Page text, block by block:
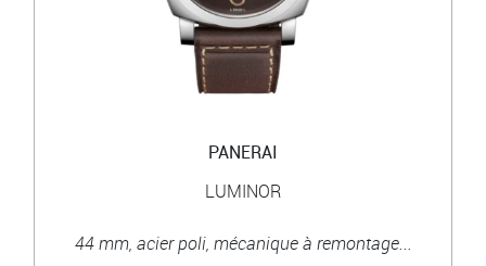
PANERAI
LUMINOR
44 mm, acier poli, mécanique à remontage...